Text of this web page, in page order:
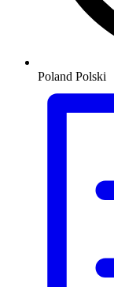
Poland Polski